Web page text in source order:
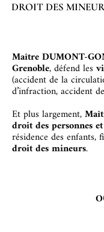
DROIT DES
Maître DUMONT-
Grenoble, défend les
(accident de la
d’infraction, accident
Et plus largement,
droit des personnes
résidence des enfants,
droit des mineurs.